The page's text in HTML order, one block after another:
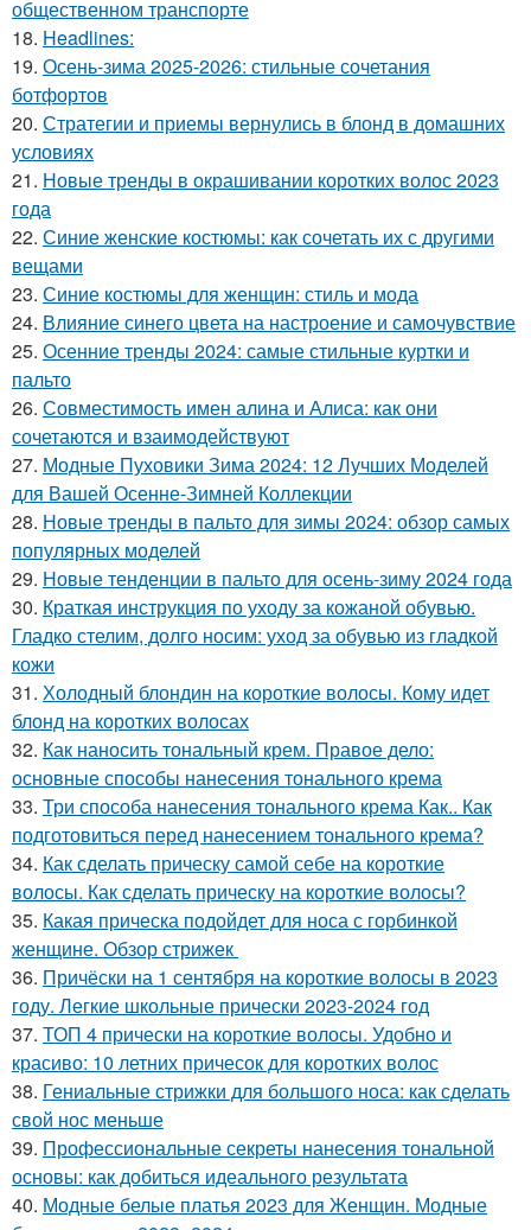
общественном транспорте
18. Headlines:
19. Осень-зима 2025-2026: стильные сочетания
ботфортов
20. Стратегии и приемы вернулись в блонд в домашних
условиях
21. Новые тренды в окрашивании коротких волос 2023
года
22. Синие женские костюмы: как сочетать их с другими
вещами
23. Синие костюмы для женщин: стиль и мода
24. Влияние синего цвета на настроение и самочувствие
25. Осенние тренды 2024: самые стильные куртки и
пальто
26. Совместимость имен алина и Алиса: как они
сочетаются и взаимодействуют
27. Модные Пуховики Зима 2024: 12 Лучших Моделей
для Вашей Осенне-Зимней Коллекции
28. Новые тренды в пальто для зимы 2024: обзор самых
популярных моделей
29. Новые тенденции в пальто для осень-зиму 2024 года
30. Краткая инструкция по уходу за кожаной обувью.
Гладко стелим, долго носим: уход за обувью из гладкой
кожи
31. Холодный блондин на короткие волосы. Кому идет
блонд на коротких волосах
32. Как наносить тональный крем. Правое дело:
основные способы нанесения тонального крема
33. Три способа нанесения тонального крема Как.. Как
подготовиться перед нанесением тонального крема?
34. Как сделать прическу самой себе на короткие
волосы. Как сделать прическу на короткие волосы?
35. Какая прическа подойдет для носа с горбинкой
женщине. Обзор стрижек
36. Причёски на 1 сентября на короткие волосы в 2023
году. Легкие школьные прически 2023-2024 год
37. ТОП 4 прически на короткие волосы. Удобно и
красиво: 10 летних причесок для коротких волос
38. Гениальные стрижки для большого носа: как сделать
свой нос меньше
39. Профессиональные секреты нанесения тональной
основы: как добиться идеального результата
40. Модные белые платья 2023 для Женщин. Модные